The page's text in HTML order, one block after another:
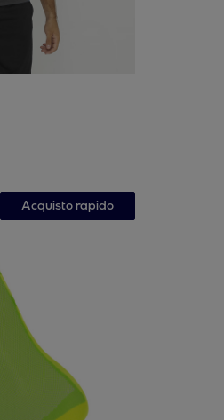
Acquisto rapido